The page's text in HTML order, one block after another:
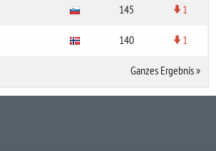
145 1
140 1
Ganzes Ergebnis»